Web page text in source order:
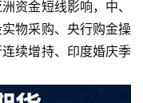
资金短线影响，中、
物采购、央行购金操
续增持、印度婚庆季